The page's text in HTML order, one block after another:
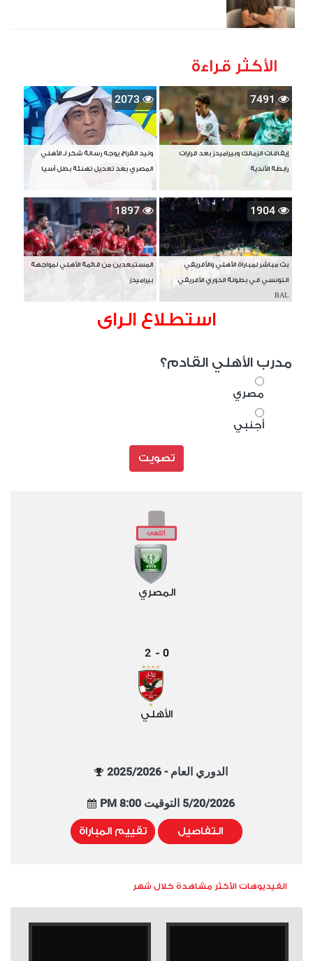
الأكثر قراءة
7491
إيقافات الزمالك وبيراميدز بعد قرارات
رابطة الأندية
2073
وليد الفراج يوجه رسالة شكر لـ الأهلي
المصري بعد تعديل تهنئة بطل آسيا
1904
بث مباشر لمباراة الأهلي والأفريقي
التونسي في بطولة الدوري الأفريقي
BAL
1897
المستبعدين من قائمة الأهلي لمواجهة
بيراميدز
استطلاع الراى
مدرب الأهلي القادم؟
مصري
أجنبي
تصويت
المصري
0
-
2
الأهلي
الدوري العام - 2025/2026
5/20/2026 التوقيت 8:00 PM
التفاصيل تقييم المباراة
الفيديوهات الأكثر مشاهدة خلال شهر